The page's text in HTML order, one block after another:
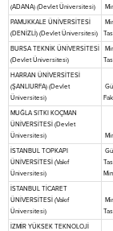
(ADANA) (Devlet Üniversitesi)
PAMUKKALE ÜNİVERSİTESİ
(DENİZLİ) (Devlet Üniversitesi)
BURSA TEKNİK ÜNİVERSİTESİ
(Devlet Üniversitesi)
HARRAN ÜNİVERSİTESİ
(ŞANLIURFA) (Devlet
Üniversitesi)
MUĞLA SITKI KOÇMAN
ÜNİVERSİTESİ (Devlet
Üniversitesi)
İSTANBUL TOPKAPI
ÜNİVERSİTESİ (Vakıf
Üniversitesi)
İSTANBUL TİCARET
ÜNİVERSİTESİ (Vakıf
Üniversitesi)
İZMİR YÜKSEK TEKNOLOJİ